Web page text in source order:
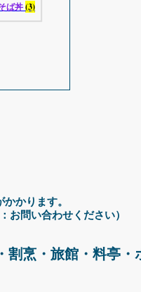
ば丼(3)
かります。
お問い合わせください）
割烹・旅館・料亭